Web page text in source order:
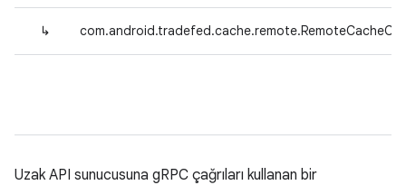
↳
Uzak API sunucusuna gRPC çağrıları kullanan bir